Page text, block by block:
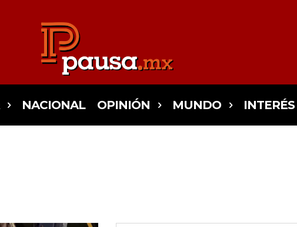
NACIONAL OPINIÓN MUNDO INTERÉS